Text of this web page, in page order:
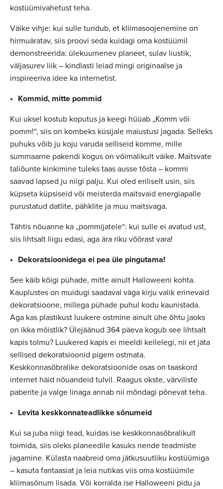
kostüümivahetust teha.
Väike vihje: kui sulle tundub, et kliimasoojenemine on
hirmuäratav, siis proovi seda kuidagi oma kostüümil
demonstreerida: ülekuumenev planeet, sulav liustik,
väljasurev liik – kindlasti leiad mingi originaalse ja
inspireeriva idee ka internetist.
Kommid, mitte pommid
Kui uksel kostub koputus ja keegi hüüab „Komm või
pomm!“, siis on kombeks küsijale maiustusi jagada. Selleks
puhuks võib ju koju varuda selliseid komme, mille
summaarne pakendi kogus on võimalikult väike. Maitsvate
taliõunte kinkimine tuleks taas ausse tõsta – kommi
saavad lapsed ju niigi palju. Kui oled eriliselt usin, siis
küpseta küpsiseid või meisterda maitsvaid energiapalle
purustatud datlite, pähklite ja muu maitsvaga.
Tähtis nõuanne ka „pommijatele“: kui sulle ei avatud ust,
siis lihtsalt liigu edasi, aga ära riku võõrast vara!
Dekoratsioonidega ei pea üle pingutama!
See käib kõigi pühade, mitte ainult Halloweeni kohta.
Kauplustes on muidugi saadaval väga kirju valik erinevaid
dekoratsioone, millega pühade puhul kodu kaunistada.
Aga kas plastikust luukere ostmine ainult ühe õhtu jaoks
on ikka mõistlik? Ülejäänud 364 päeva kogub see lihtsalt
kapis tolmu? Luukered kapis ei meeldi kellelegi, nii et jäta
sellised dekoratsioonid pigem ostmata.
Keskkonnasõbralike dekoratsioonide osas on taaskord
internet häid nõuandeid tulvil. Raagus okste, värviliste
paberite ja valge linaga annab nii mõndagi põnevat teha.
Levita keskkonnateadlikke sõnumeid
Kui sa juba niigi tead, kuidas ise keskkonnasõbralikult
toimida, siis oleks planeedile kasuks nende teadmiste
jagamine. Külasta naabreid oma jätkusuutliku kostüümiga
– kasuta fantaasiat ja leia nutikas viis oma kostüümile
kliimasõnum lisada. Või korralda ise Halloweeni pidu ja